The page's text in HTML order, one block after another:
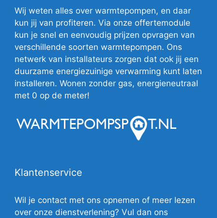
Wij weten alles over warmtepompen, en daar
kun jij van profiteren. Via onze offertemodule
kun je snel en eenvoudig prijzen opvragen van
verschillende soorten warmtepompen. Ons
netwerk van installateurs zorgen dat ook jij een
duurzame energiezuinige verwarming kunt laten
installeren. Wonen zonder gas, energieneutraal
met 0 op de meter!
Klantenservice
Wil je contact met ons opnemen of meer lezen
over onze dienstverlening? Vul dan ons